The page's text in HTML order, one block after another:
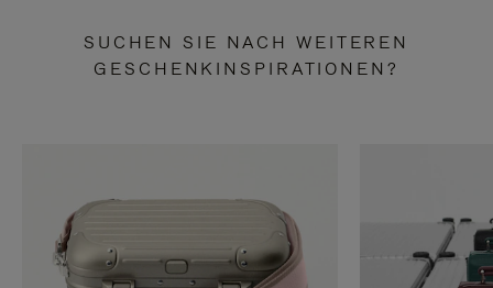
SUCHEN SIE NACH WEITEREN
GESCHENKINSPIRATIONEN?